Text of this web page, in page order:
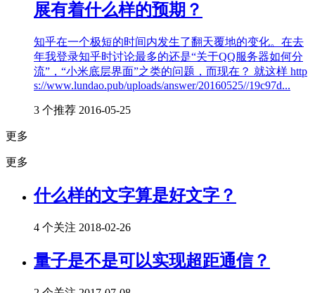
展有着什么样的预期？
知乎在一个极短的时间内发生了翻天覆地的变化。在去
年我登录知乎时讨论最多的还是“关于QQ服务器如何分
流”，“小米底层界面”之类的问题，而现在？ 就这样 http
s://www.lundao.pub/uploads/answer/20160525//19c97d...
3 个推荐 2016-05-25
更多
更多
什么样的文字算是好文字？
4 个关注 2018-02-26
量子是不是可以实现超距通信？